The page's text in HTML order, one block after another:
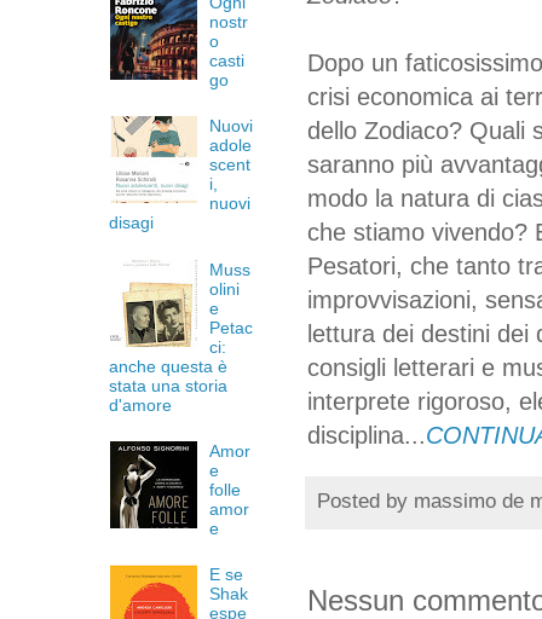
Dopo un
crisi economica ai
dello Zodiaco? Quali
saranno più
modo la natura di
che stiamo vivendo?
Pesatori, che tanto
improvvisazioni,
lettura dei destini
consigli letterari e
interprete rigoroso,
disciplina...
Posted by massimo de
Nessun
nostr
o
casti
go
Nuovi
adole
scent
i,
nuovi
disagi
Muss
olini
e
Petac
ci:
anche questa è
stata una storia
d'amore
Amor
e
folle
amor
e
E se
Shak
espe